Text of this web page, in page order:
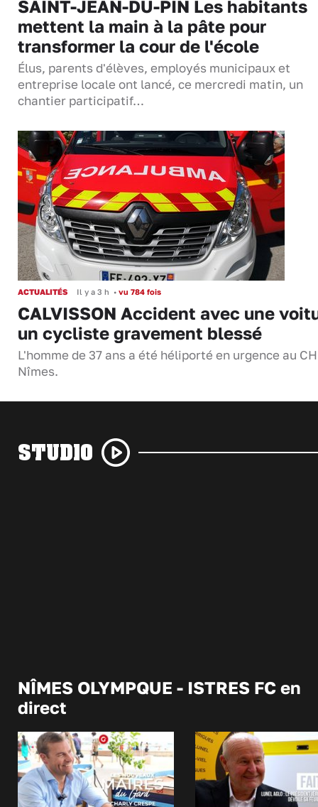
SAINT-JEAN-DU-PIN Les habitants
mettent la main à la pâte pour
transformer la cour de l'école
Élus, parents d'élèves, employés municipaux et
entreprise locale ont lancé, ce mercredi matin, un
chantier participatif…
ACTUALITÉS Il y a 3 h • vu 784 fois
CALVISSON Accident avec une
un cycliste gravement blessé
L'homme de 37 ans a été héliporté en urgence au
Nîmes.
STUDIO
NÎMES OLYMPQUE - ISTRES FC en
direct